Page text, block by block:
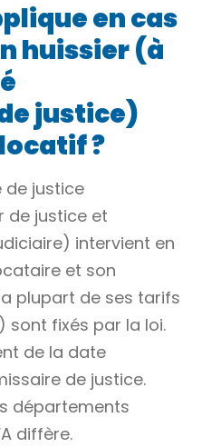
en cas
huissier (à
justice)
?
de justice
de justice et
intervient en
et son
plupart de ses tarifs
) sont fixés par la loi.
de la date
de justice.
départements
diffère.